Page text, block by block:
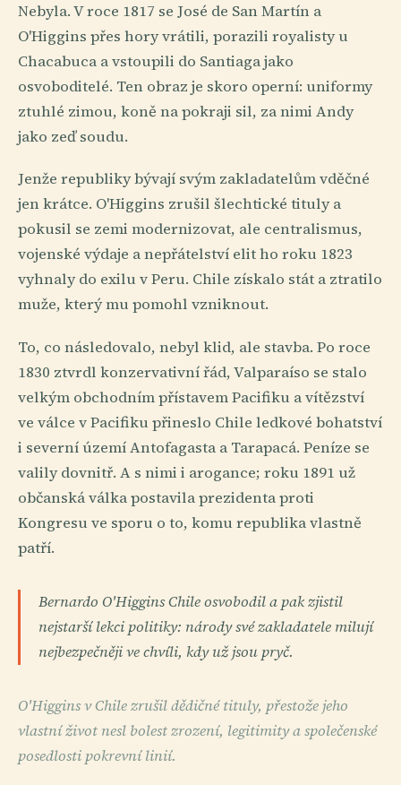
Nebyla. V roce 1817 se José de San Martín a
O'Higgins přes hory vrátili, porazili royalisty u
Chacabuca a vstoupili do Santiaga jako
osvoboditelé. Ten obraz je skoro operní: uniformy
ztuhlé zimou, koně na pokraji sil, za nimi Andy
jako zeď soudu.
Jenže republiky bývají svým zakladatelům vděčné
jen krátce. O'Higgins zrušil šlechtické tituly a
pokusil se zemi modernizovat, ale centralismus,
vojenské výdaje a nepřátelství elit ho roku 1823
vyhnaly do exilu v Peru. Chile získalo stát a ztratilo
muže, který mu pomohl vzniknout.
To, co následovalo, nebyl klid, ale stavba. Po roce
1830 ztvrdl konzervativní řád, Valparaíso se stalo
velkým obchodním přístavem Pacifiku a vítězství
ve válce v Pacifiku přineslo Chile ledkové bohatství
i severní území Antofagasta a Tarapacá. Peníze se
valily dovnitř. A s nimi i arogance; roku 1891 už
občanská válka postavila prezidenta proti
Kongresu ve sporu o to, komu republika vlastně
patří.
Bernardo O'Higgins Chile osvobodil a pak zjistil
nejstarší lekci politiky: národy své zakladatele milují
nejbezpečněji ve chvíli, kdy už jsou pryč.
O'Higgins v Chile zrušil dědičné tituly, přestože jeho
vlastní život nesl bolest zrození, legitimity a společenské
posedlosti pokrevní linií.